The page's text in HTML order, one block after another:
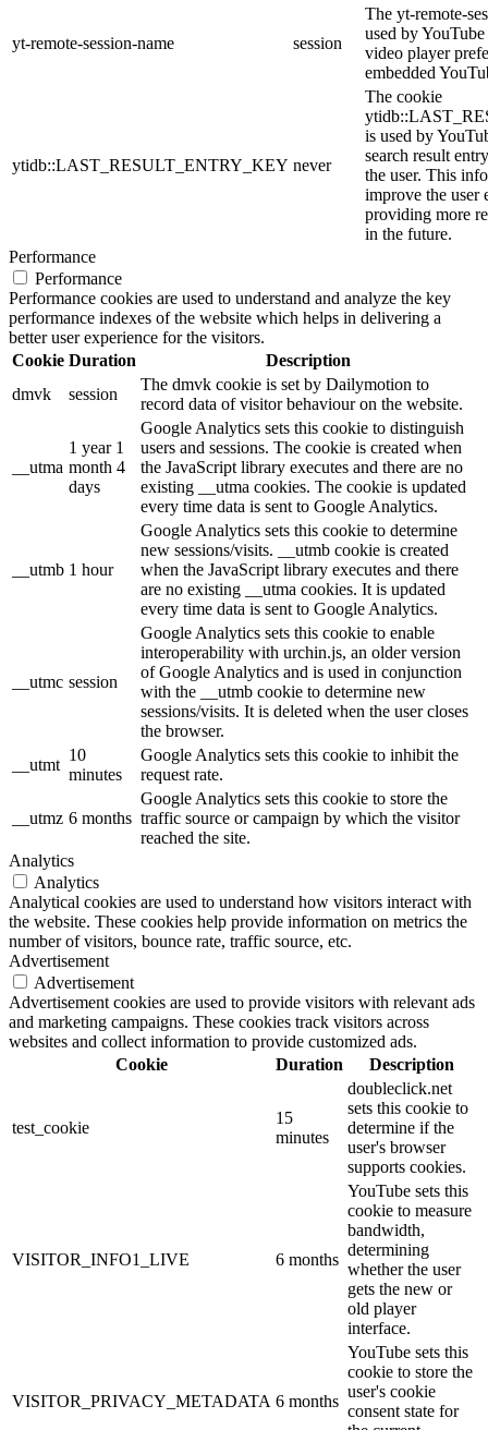
yt-remote-session-name session
The yt-remote-
used by
video player
embedded
ytidb::LAST_RESULT_ENTRY_KEY never
The cookie
is used by
search result
the user. This
improve the user
providing more
in the future.
Performance
Performance
Performance cookies are used to understand and analyze the key
performance indexes of the website which helps in delivering a
better user experience for the visitors.
Cookie Duration
Description
dmvk
session
The dmvk cookie is set by Dailymotion to
record data of visitor behaviour on the website.
__utma
1 year 1
month 4
days
Google Analytics sets this cookie to distinguish
users and sessions. The cookie is created when
the JavaScript library executes and there are no
existing __utma cookies. The cookie is updated
every time data is sent to Google Analytics.
__utmb 1 hour
Google Analytics sets this cookie to determine
new sessions/visits. __utmb cookie is created
when the JavaScript library executes and there
are no existing __utma cookies. It is updated
every time data is sent to Google Analytics.
__utmc session
Google Analytics sets this cookie to enable
interoperability with urchin.js, an older version
of Google Analytics and is used in conjunction
with the __utmb cookie to determine new
sessions/visits. It is deleted when the user closes
the browser.
__utmt
10
minutes
Google Analytics sets this cookie to inhibit the
request rate.
__utmz 6 months
Google Analytics sets this cookie to store the
traffic source or campaign by which the visitor
reached the site.
Analytics
Analytics
Analytical cookies are used to understand how visitors interact with
the website. These cookies help provide information on metrics the
number of visitors, bounce rate, traffic source, etc.
Advertisement
Advertisement
Advertisement cookies are used to provide visitors with relevant ads
and marketing campaigns. These cookies track visitors across
websites and collect information to provide customized ads.
Cookie
Duration Description
test_cookie
15
minutes
doubleclick.net
sets this cookie to
determine if the
user's browser
supports cookies.
VISITOR_INFO1_LIVE 6 months
YouTube sets this
cookie to measure
bandwidth,
determining
whether the user
gets the new or
old player
interface.
VISITOR_PRIVACY_METADATA 6 months
YouTube sets this
cookie to store the
user's cookie
consent state for